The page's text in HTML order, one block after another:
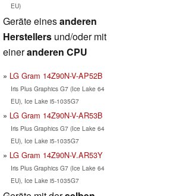
EU)
Geräte einesanderen
Herstellers und/oder mit
eineranderen CPU
LG Gram 14Z90N-V-AP52B
Iris Plus Graphics G7 (Ice Lake 64
EU), Ice Lake i5-1035G7
LG Gram 14Z90N-V-AR53B
Iris Plus Graphics G7 (Ice Lake 64
EU), Ice Lake i5-1035G7
LG Gram 14Z90N-V.AR53Y
Iris Plus Graphics G7 (Ice Lake 64
EU), Ice Lake i5-1035G7